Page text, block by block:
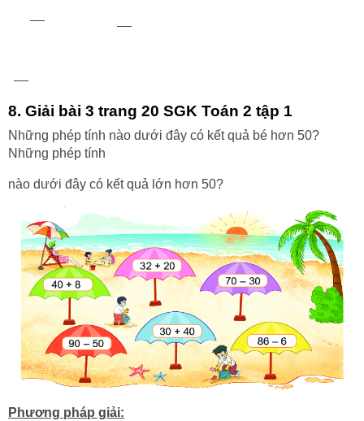
8. Giải bài 3 trang 20 SGK Toán 2 tập 1
Những phép tính nào dưới đây có kết quả bé hơn 50?
Những phép tính
nào dưới đây có kết quả lớn hơn 50?
Phương pháp giải: